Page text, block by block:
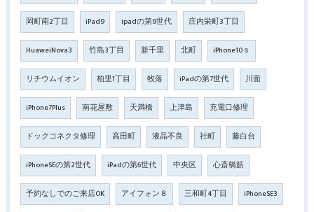
岡町南2丁目 iPad9 ipadの第9世代 庄内栄町3丁目
HuaweiNova3 竹島3丁目 新千里 北町 iPhone10ｓ
リチウムイオン 柏里1丁目 牧落 iPadの第7世代 川面
iPhone7Plus 南花屋敷 天満橋 上津島 充電口修理
ドックコネクタ修理 高田町 液晶不良 社町 藤白台
iPhoneSEの第2世代 iPadの第6世代 中央区 心斎橋筋
予約なしでのご来店OK アイフォン８ 三和町4丁目 iPhoneSE3